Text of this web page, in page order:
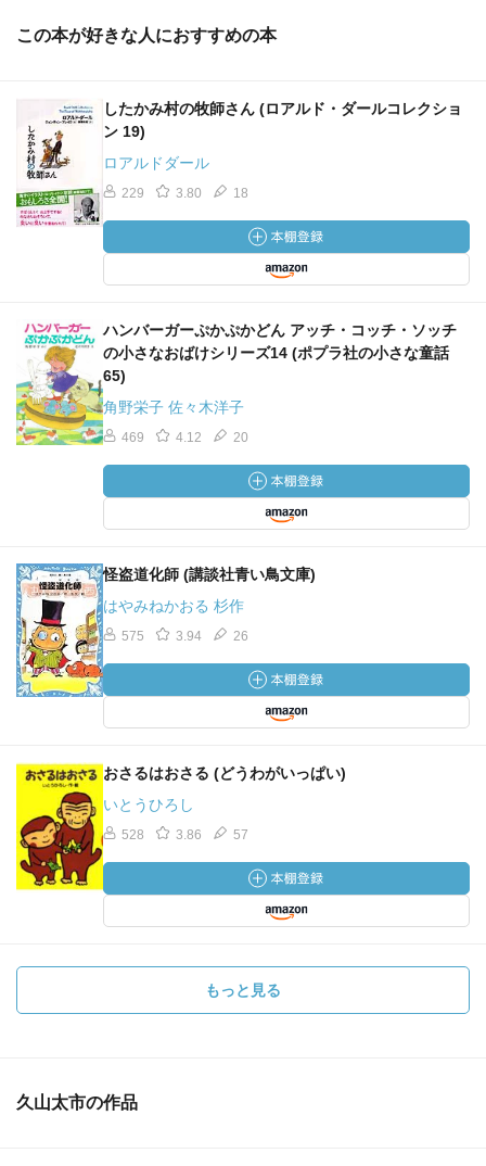
この本が好きな人におすすめの本
したかみ村の牧師さん (ロアルド・ダールコレクショ
ン 19)
ロアルドダール
229 3.80 18
ハンバーガーぷかぷかどん アッチ・コッチ・ソッチ
の小さなおばけシリーズ14 (ポプラ社の小さな童話
65)
角野栄子 佐々木洋子
469 4.12 20
怪盗道化師 (講談社青い鳥文庫)
はやみねかおる 杉作
575 3.94 26
おさるはおさる (どうわがいっぱい)
いとうひろし
528 3.86 57
もっと見る
久山太市の作品